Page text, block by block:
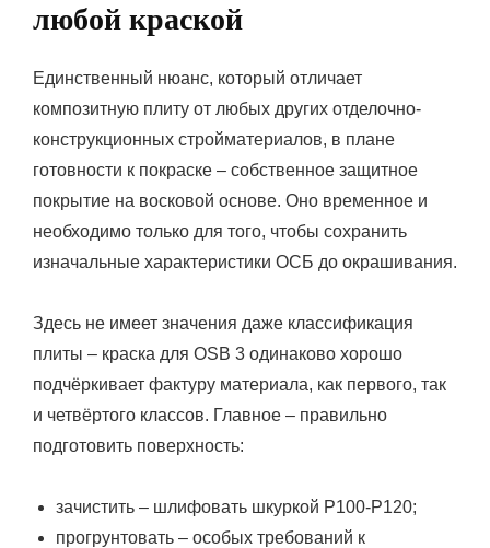
любой краской
Единственный нюанс, который отличает
композитную плиту от любых других отделочно-
конструкционных стройматериалов, в плане
готовности к покраске – собственное защитное
покрытие на восковой основе. Оно временное и
необходимо только для того, чтобы сохранить
изначальные характеристики ОСБ до окрашивания.
Здесь не имеет значения даже классификация
плиты – краска для OSB 3 одинаково хорошо
подчёркивает фактуру материала, как первого, так
и четвёртого классов. Главное – правильно
подготовить поверхность:
зачистить – шлифовать шкуркой Р100-Р120;
прогрунтовать – особых требований к